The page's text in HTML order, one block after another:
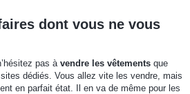
dont vous ne vous
pas à vendre les vêtementsque
dédiés. Vous allez vite les vendre, mais
en parfait état. Il en va de même pour les